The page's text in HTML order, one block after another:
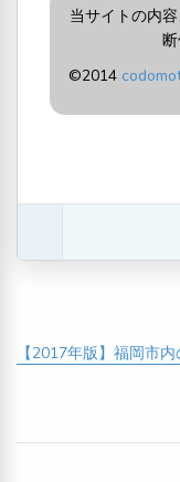
当サイトの内
©2014
【2017年版】福岡市